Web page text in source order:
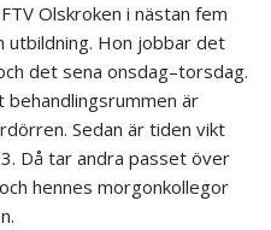
Olskroken i nästan fem
utbildning. Hon jobbar det
det sena onsdag–torsdag.
är
Sedan är tiden vikt
Då tar andra passet över
hennes morgonkollegor